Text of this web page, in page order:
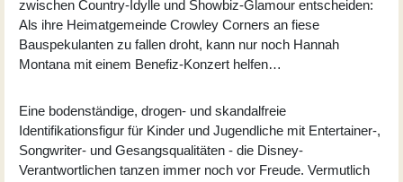
zwischen Country-Idylle und Showbiz-Glamour entscheiden:
Als ihre Heimatgemeinde Crowley Corners an fiese
Bauspekulanten zu fallen droht, kann nur noch Hannah
Montana mit einem Benefiz-Konzert helfen…
Eine bodenständige, drogen- und skandalfreie
Identifikationsfigur für Kinder und Jugendliche mit Entertainer-,
Songwriter- und Gesangsqualitäten - die Disney-
Verantwortlichen tanzen immer noch vor Freude. Vermutlich